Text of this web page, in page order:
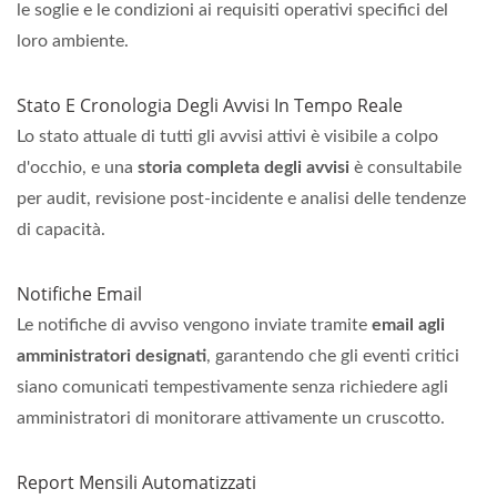
le soglie e le condizioni ai requisiti operativi specifici del
loro ambiente.
Stato E Cronologia Degli Avvisi In Tempo Reale
Lo stato attuale di tutti gli avvisi attivi è visibile a colpo
d'occhio, e una storia completa degli avvisi è consultabile
per audit, revisione post-incidente e analisi delle tendenze
di capacità.
Notifiche Email
Le notifiche di avviso vengono inviate tramite email agli
amministratori designati, garantendo che gli eventi critici
siano comunicati tempestivamente senza richiedere agli
amministratori di monitorare attivamente un cruscotto.
Report Mensili Automatizzati